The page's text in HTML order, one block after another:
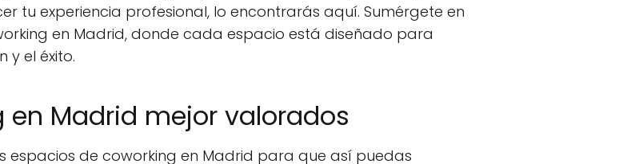
tu experiencia profesional, lo encontrarás aquí. Sumérgete en
en Madrid, donde cada espacio está diseñado para
y el éxito.
en Madrid mejor valorados
espacios de coworking en Madrid para que así puedas